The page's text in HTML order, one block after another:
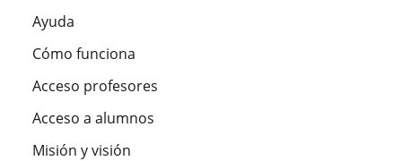
Ayuda
Cómo funciona
Acceso profesores
Acceso a alumnos
Misión y visión